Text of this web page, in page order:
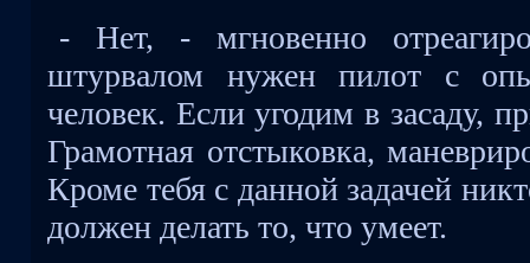
- Нет, - мгновенно
штурвалом нужен пилот с
человек. Если угодим в засаду,
Грамотная отстыковка,
Кроме тебя с данной задачей
должен делать то, что умеет.